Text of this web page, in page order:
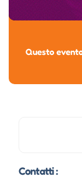
Questo
Contatti :